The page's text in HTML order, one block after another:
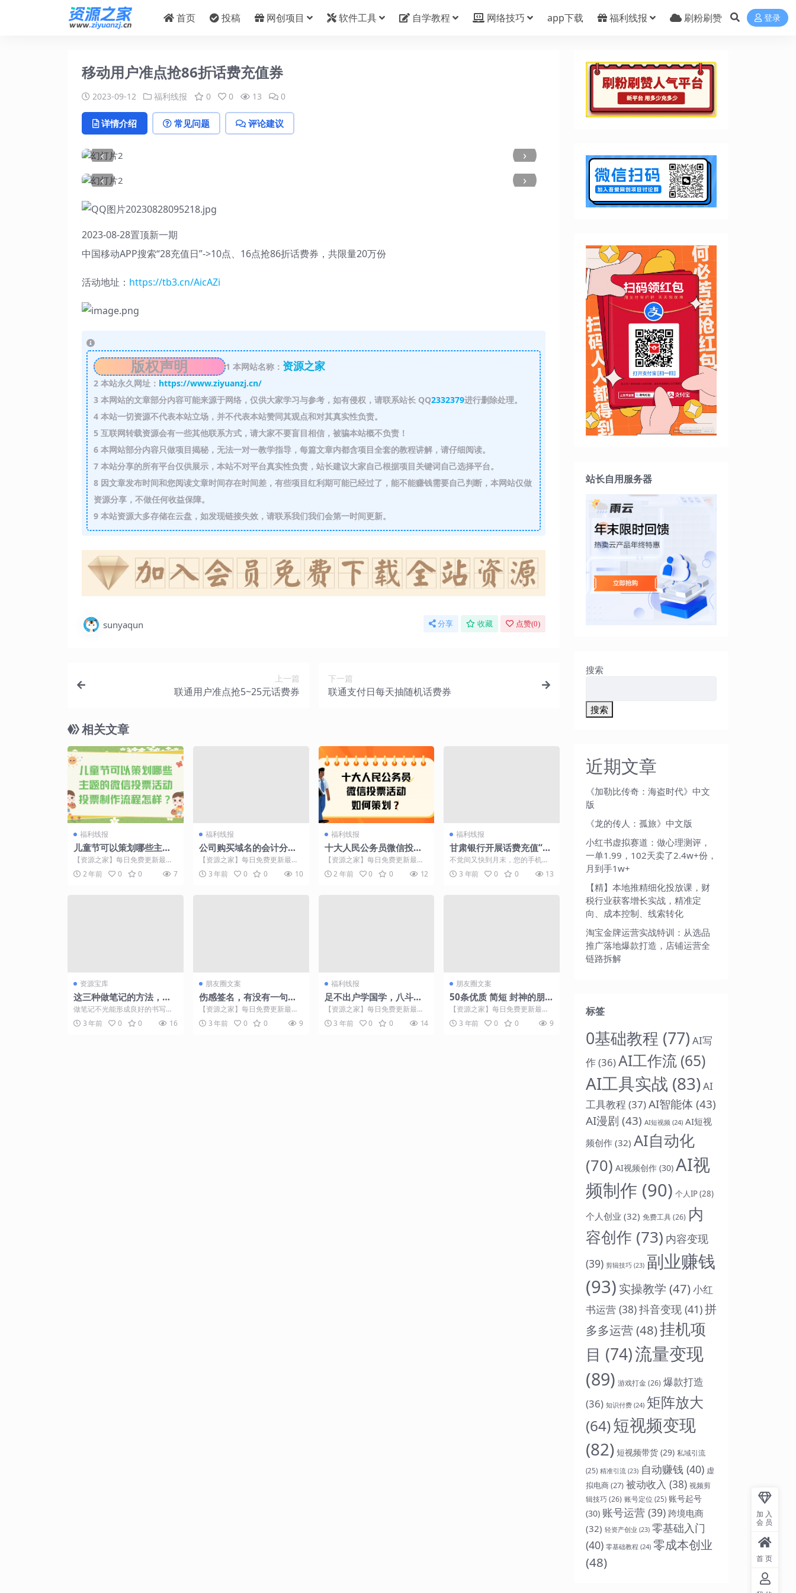
首页 投稿 网创项目 软件工具 自学教程 网络技巧 app下载 福利线报 刷粉刷赞 登录
移动用户准点抢86折话费充值券
2023-09-12 福利线报 0 0 13 0
详情介绍 常见问题 评论建议
‹
›
‹
›
2023-08-28置顶新一期
中国移动APP搜索“28充值日”->10点、16点抢86折话费券，共限量20万份
活动地址： https://tb3.cn/AicAZi
版权声明 1 本网站名称： 资源之家
2本站永久网址： https://www.ziyuanzj.cn/
3本网站的文章部分内容可能来源于网络，仅供大家学习与参考，如有侵权，请联系站长 QQ2332379进行删除处理。
4本站一切资源不代表本站立场，并不代表本站赞同其观点和对其真实性负责。
5互联网转载资源会有一些其他联系方式，请大家不要盲目相信，被骗本站概不负责！
6本网站部分内容只做项目揭秘，无法一对一教学指导，每篇文章内都含项目全套的教程讲解，请仔细阅读。
7本站分享的所有平台仅供展示，本站不对平台真实性负责，站长建议大家自己根据项目关键词自己选择平台。
8因文章发布时间和您阅读文章时间存在时间差，有些项目红利期可能已经过了，能不能赚钱需要自己判断，本网站仅做
资源分享，不做任何收益保障。
9本站资源大多存储在云盘，如发现链接失效，请联系我们我们会第一时间更新。
sunyaqun 分享 收藏 点赞(0)
上一篇
联通用户准点抢5~25元话费券
下一篇
联通支付日每天抽随机话费券
相关文章
福利线报
儿童节可以策划哪些主题
的微信投票活动？投票制
作流程怎样？
【资源之家】每日免费更新最热
门的副业项目资源 六一儿童节是
一个为了庆祝和关爱孩子...
2 年前 0 0 7
福利线报
公司购买域名的会计分录
怎么做？
【资源之家】每日免费更新最热
门的副业项目资源 企业购买域名
是需要进行一系列申请的...
3 年前 0 0 10
福利线报
十大人民公务员微信投票
活动如何策划？
【资源之家】每日免费更新最热
门的副业项目资源 通过举行十大
人民公务员评选，可以表...
2 年前 0 0 12
福利线报
甘肃银行开展话费充值“薅
羊毛”活动
不觉间又快到月末，您的手机话
费被催缴了吗？没关系，从即日
起，甘肃银行为大家送福利...
3 年前 0 0 13
资源宝库
这三种做笔记的方法，用
了都说好用
做笔记不光能形成良好的书写习
惯，还能极大的提高效率，接下
来就为大家介绍三种做笔记...
3 年前 0 0 16
朋友圈文案
伤感签名，有没有一句说
到你骨子里呢
【资源之家】每日免费更新最热
门的副业项目资源 有些记忆就算
忘不掉，也要假装记不起...
3 年前 0 0 9
福利线报
足不出户学国学，八斗国
学免费会员活动升级
【资源之家】每日免费更新最热
门的副业项目资源 近日，教育部
发布了关于2020春季...
3 年前 0 0 14
朋友圈文案
50条优质 简短 封神的朋
友圈文案
【资源之家】每日免费更新最热
门的副业项目资源 1.我们都忽略
了，没有话题才是爱情...
3 年前 0 0 9
站长自用服务器
搜索
搜索
近期文章
《加勒比传奇：海盗时代》中文
版
《龙的传人：孤旅》中文版
小红书虚拟赛道：做心理测评，
一单1.99，102天卖了2.4w+份，
月到手1w+
【精】本地推精细化投放课，财
税行业获客增长实战，精准定
向、成本控制、线索转化
淘宝金牌运营实战特训：从选品
推广落地爆款打造，店铺运营全
链路拆解
标签
0基础教程 (77) AI写
作(36)AI工作流 (65)
AI工具实战 (83)AI
工具教程 (37)AI智能体 (43)
AI漫剧 (43) AI短视频 (24) AI短视
频创作 (32) AI自动化
(70) AI视频创作 (30) AI视
频制作 (90) 个人IP(28)
个人创业 (32) 免费工具(26) 内
容创作 (73) 内容变现
(39) 剪辑技巧 (23) 副业赚钱
(93) 实操教学 (47)小红
书运营 (38)抖音变现 (41)拼
多多运营 (48)挂机项
目 (74)流量变现
(89) 游戏打金(26) 爆款打造
(36) 知识付费 (24) 矩阵放大
(64)短视频变现
(82) 短视频带货 (29) 私域引流
(25) 精准引流 (23) 自动赚钱 (40) 虚
拟电商(27) 被动收入 (38) 视频剪
辑技巧(26) 账号定位 (25) 账号起号
(30) 账号运营 (39) 跨境电商
(32) 轻资产创业 (23) 零基础入门
(40) 零基础教程 (24) 零成本创业
(48)
加入
会员
首页